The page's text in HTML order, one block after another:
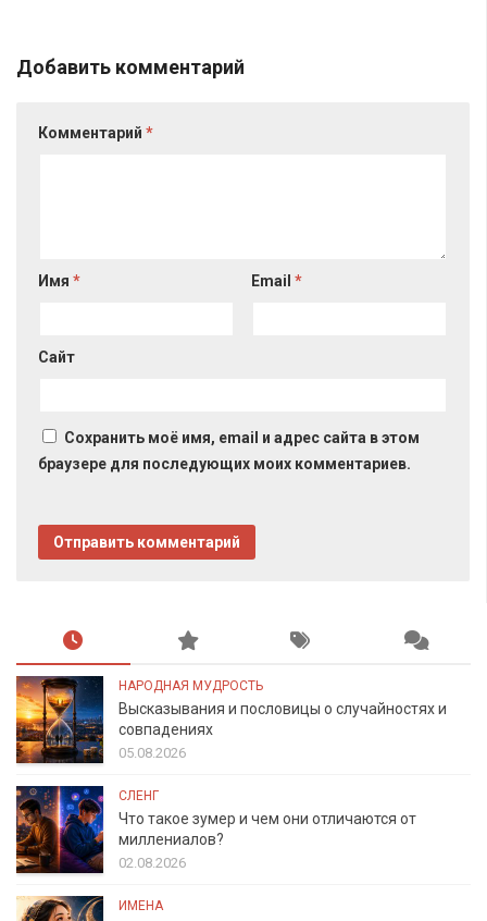
Добавить комментарий
Комментарий *
Имя * Email*
Сайт
Сохранить моё имя, email и адрес сайта в этом
браузере для последующих моих комментариев.
НАРОДНАЯ МУДРОСТЬ
Высказывания и пословицы о случайностях и
совпадениях
05.08.2026
СЛЕНГ
Что такое зумер и чем они отличаются от
миллениалов?
02.08.2026
ИМЕНА